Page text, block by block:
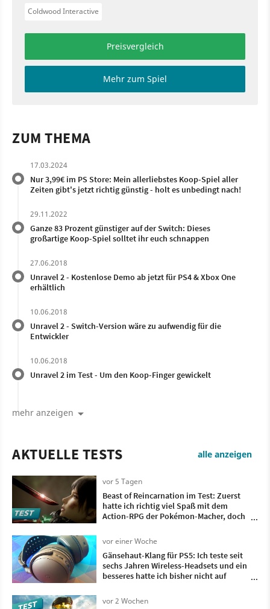
Coldwood Interactive
Preisvergleich
Mehr zum Spiel
ZUM THEMA
17.03.2024
Nur 3,99€ im PS Store: Mein allerliebstes Koop-Spiel aller
Zeiten gibt's jetzt richtig günstig - holt es unbedingt nach!
29.11.2022
Ganze 83 Prozent günstiger auf der Switch: Dieses
großartige Koop-Spiel solltet ihr euch schnappen
27.06.2018
Unravel 2 - Kostenlose Demo ab jetzt für PS4 & Xbox One
erhältlich
10.06.2018
Unravel 2 - Switch-Version wäre zu aufwendig für die
Entwickler
10.06.2018
Unravel 2 im Test - Um den Koop-Finger gewickelt
mehr anzeigen
AKTUELLE TESTS alle anzeigen
vor 5 Tagen
Beast of Reincarnation im Test: Zuerst
hatte ich richtig viel Spaß mit dem
Action-RPG der Pokémon-Macher, doch
vorbei ist
vor einer Woche
Gänsehaut-Klang für PS5: Ich teste seit
sechs Jahren Wireless-Headsets und ein
besseres hatte ich bisher nicht auf
vor 2 Wochen